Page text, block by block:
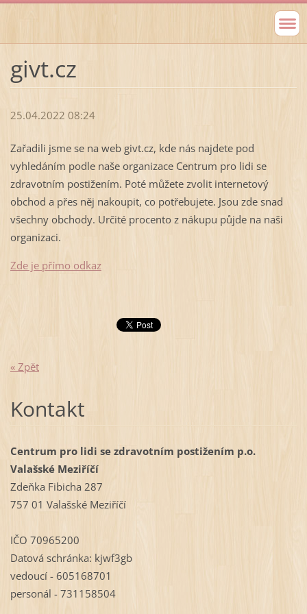
givt.cz
25.04.2022 08:24
Zařadili jsme se na web givt.cz, kde nás najdete pod
vyhledáním podle naše organizace Centrum pro lidi se
zdravotním postižením. Poté můžete zvolit internetový
obchod a přes něj nakoupit, co potřebujete. Jsou zde snad
všechny obchody. Určité procento z nákupu půjde na naši
organizaci.
Zde je přímo odkaz
« Zpět
Kontakt
Centrum pro lidi se zdravotním postižením p.o.
Valašské Meziříčí
Zdeňka Fibicha 287
757 01 Valašské Meziříčí
IČO 70965200
Datová schránka: kjwf3gb
vedoucí - 605168701
personál - 731158504